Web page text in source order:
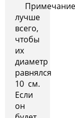
лучше
всего,
чтобы
их
диаметр
равнялся
10 см.
Если
он